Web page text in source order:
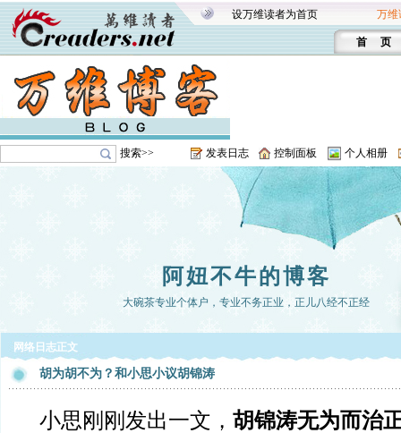
设万维读者为首页 万维
首 页
搜索>> 发表日志 控制面板 个人相册
阿妞不牛的博客
大碗茶专业个体户，专业不务正业，正儿八经不正经
网络日志正文
胡为胡不为？和小思小议胡锦涛
小思刚刚发出一文， 胡锦涛无为而治